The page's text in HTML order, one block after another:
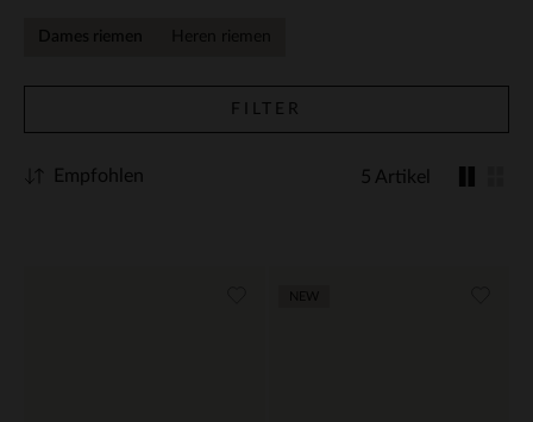
Dames riemen Heren riemen
FILTER
5 Artikel
Empfohlen